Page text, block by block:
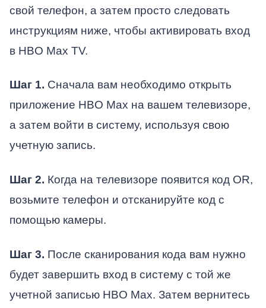
свой телефон, а затем просто следовать
инструкциям ниже, чтобы активировать вход
в HBO Max TV.
Шаг 1. Сначала вам необходимо открыть
приложение HBO Max на вашем телевизоре,
а затем войти в систему, используя свою
учетную запись.
Шаг 2. Когда на телевизоре появится код OR,
возьмите телефон и отсканируйте код с
помощью камеры.
Шаг 3. После сканирования кода вам нужно
будет завершить вход в систему с той же
учетной записью HBO Max. Затем вернитесь